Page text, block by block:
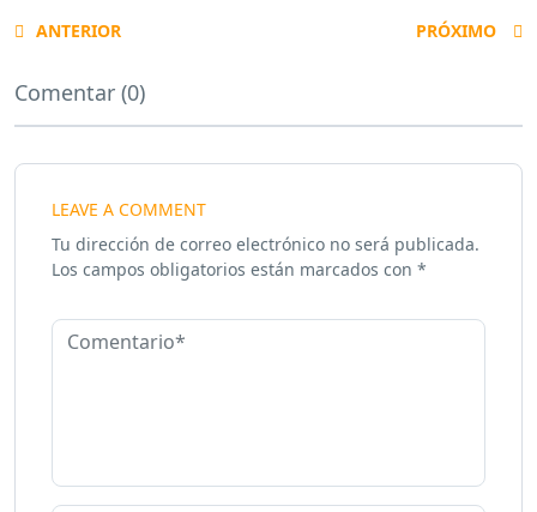
ANTERIOR PRÓXIMO
Comentar (0)
LEAVE A COMMENT
Tu dirección de correo electrónico no será publicada.
Los campos obligatorios están marcados con *